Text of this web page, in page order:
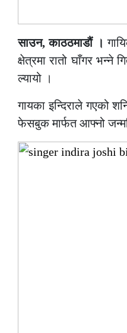
साउन, काठठमाडौं ।
क्षेत्रमा रातो घाँगर भन्ने
ल्यायो ।
गायका इन्दिराले गएको
फेसबुक मार्फत आफ्नो